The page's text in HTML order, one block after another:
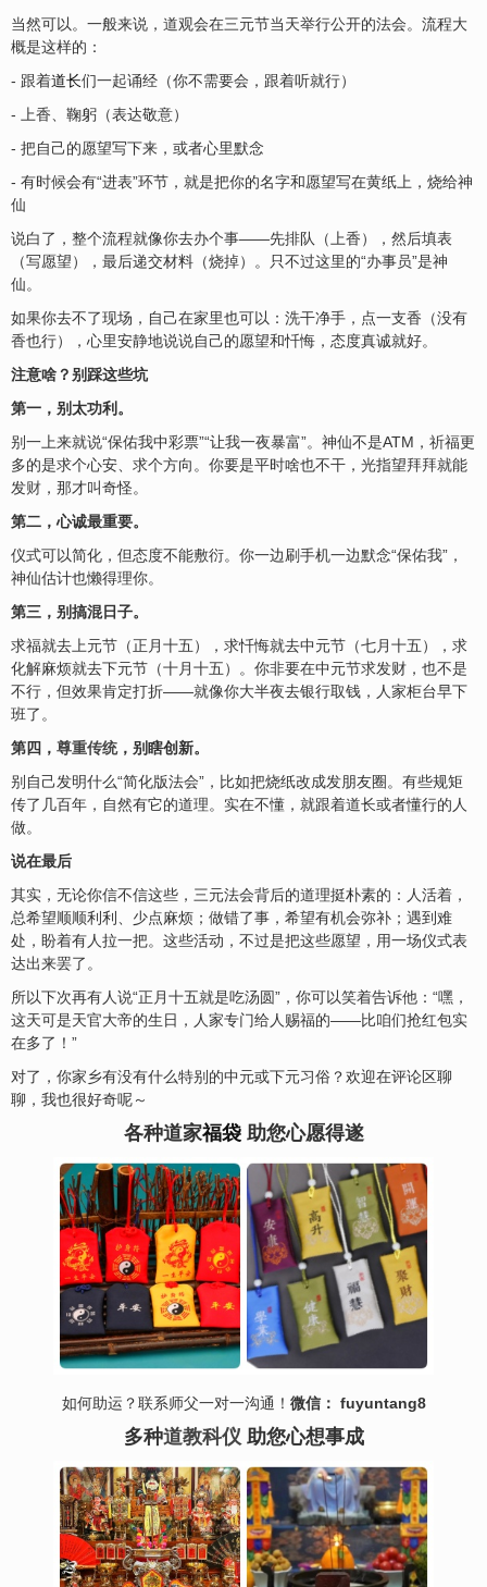
当然可以。一般来说，道观会在三元节当天举行公开的法会。流程大
概是这样的：
- 跟着道长们一起诵经（你不需要会，跟着听就行）
- 上香、鞠躬（表达敬意）
- 把自己的愿望写下来，或者心里默念
- 有时候会有“进表”环节，就是把你的名字和愿望写在黄纸上，烧给神
仙
说白了，整个流程就像你去办个事——先排队（上香），然后填表
（写愿望），最后递交材料（烧掉）。只不过这里的“办事员”是神
仙。
如果你去不了现场，自己在家里也可以：洗干净手，点一支香（没有
香也行），心里安静地说说自己的愿望和忏悔，态度真诚就好。
注意啥？别踩这些坑
第一，别太功利。
别一上来就说“保佑我中彩票”“让我一夜暴富”。神仙不是ATM，祈福更
多的是求个心安、求个方向。你要是平时啥也不干，光指望拜拜就能
发财 ，那才叫奇怪。
第二，心诚最重要。
仪式可以简化，但态度不能敷衍。你一边刷手机一边默念“保佑我”，
神仙估计也懒得理你。
第三，别搞混日子。
求福就去上元节（正月十五），求忏悔就去中元节（七月十五），求
化解麻烦就去下元节（十月十五）。你非要在中元节求发财，也不是
不行，但效果肯定打折——就像你大半夜去银行取钱，人家柜台早下
班了。
第四， 尊重传统，别瞎创新。
别自己发明什么“简化版法会”，比如把烧纸改成发朋友圈。有些规矩
传了几百年，自然有它的道理。实在不懂，就跟着道长或者懂行的人
做。
说在最后
其实，无论你信不信这些，三元法会背后的道理挺朴素的：人活着，
总希望顺顺利利、少点麻烦；做错了事，希望有机会弥补；遇到难
处，盼着有人拉一把。这些活动，不过是把这些愿望，用一场仪式表
达出来罢了。
所以下次再有人说“正月十五就是吃汤圆”，你可以笑着告诉他：“嘿，
这天可是天官大帝的生日，人家专门给人赐福的——比咱们抢红包实
在多了！”
对了，你家乡有没有什么特别的中元或下元习俗？欢迎在评论区聊
聊，我也很好奇呢～
各种道家福袋助您心愿得遂
如何助运？联系师父一对一沟通！ 微信： fuyuntang8
多种道教科仪助您心想事成